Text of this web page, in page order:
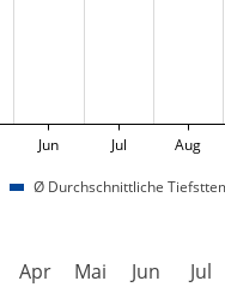
Jun Jul Aug
Ø Durchschnittliche
Apr Mai Jun Jul